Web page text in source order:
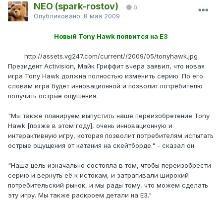
NEO (spark-rostov) 0
Опубликовано: 8 мая 2009
Новый Tony Hawk появится на E3
http://assets.vg247.com/current//2009/05/tonyhawk.jpg
Президент Activision, Майк Гриффит вчера заявил, что новая
игра Tony Hawk должна полностью изменить серию. По его
словам игра будет инновационной и позволит потребителю
получить острые ощущения.
"Мы также планируем выпустить наше переизобретение Tony
Hawk [позже в этом году], очень инновационную и
интерактивную игру, которая позволит потребителям испытать
острые ощущения от катания на скейтборде." - сказал он.
"Наша цель изначально состояла в том, чтобы переизобрести
серию и вернуть её к истокам, и затрагивали широкий
потребительский рынок, и мы рады тому, что можем сделать
эту игру. Мы также раскроем детали на E3."